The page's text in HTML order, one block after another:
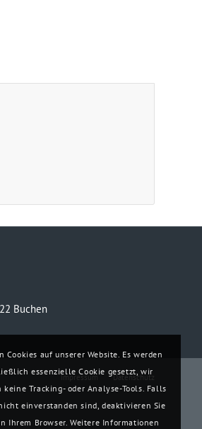
Buchen
Impressum Datenschutz
Cookies auf unserer Website. Es werden
essenzielle Cookie gesetzt, wir
keine Tracking- oder Analyse-Tools. Falls
einverstanden sind, deaktivieren Sie
Ihrem Browser. Weitere Informationen